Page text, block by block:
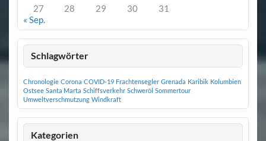
27
28 29 30
31
« Sep.
Schlagwörter
Chronologie Corona COVID-19 Frachtensegler Grenada Karibik Kolumbien
Ostsee Santa Marta Schiffsverkehr Schweröl Sommertour
Umweltverschmutzung Windkraft
Kategorien